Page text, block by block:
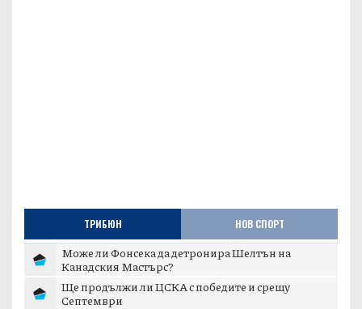
ТРИБЮН НОВ СПОРТ
Може ли Фонсека да детронира Шелтън на
Канадския Мастърс?
Ще продължи ли ЦСКА с победите и срещу
Септември